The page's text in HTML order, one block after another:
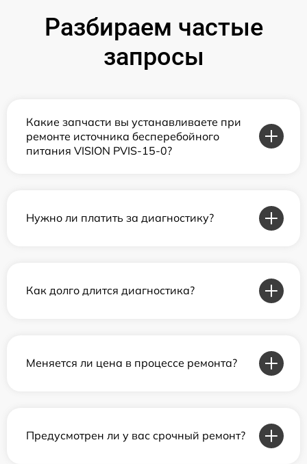
Разбираем частые
запросы
Какие запчасти вы устанавливаете при
ремонте источника бесперебойного
питания VISION PVIS-15-0?
Нужно ли платить за диагностику?
Как долго длится диагностика?
Меняется ли цена в процессе ремонта?
Предусмотрен ли у вас срочный ремонт?